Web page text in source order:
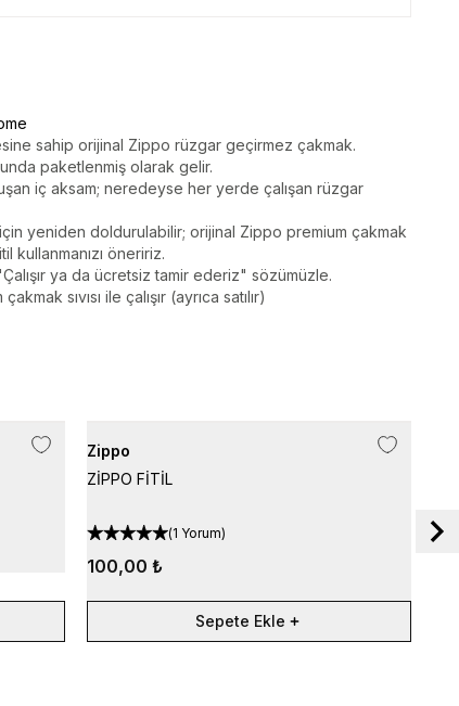
sahip orijinal Zippo rüzgar geçirmez çakmak.
paketlenmiş olarak gelir.
iç aksam; neredeyse her yerde çalışan rüzgar
yeniden doldurulabilir; orijinal Zippo premium çakmak
kullanmanızı öneririz.
ya da ücretsiz tamir ederiz" sözümüzle.
sıvısı ile çalışır (ayrıca satılır)
Zippo
ZİPPO FİTİL
(1 Yorum)
100,00 ₺
Sepete Ekle